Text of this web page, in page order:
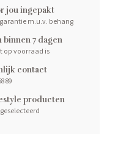
jou ingepakt
m.u.v. behang
7 dagen
op voorraad is
contact
89
producten